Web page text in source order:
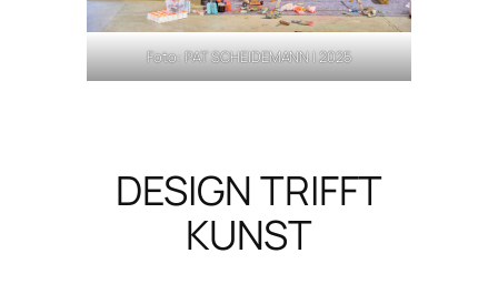
Foto: PAT SCHEIDEMANN | 2025
DESIGN TRIFFT
KUNST